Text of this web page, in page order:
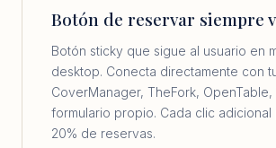
Botón de reservar siempre
Botón sticky que sigue al usuario en
desktop. Conecta directamente con
CoverManager, TheFork,
formulario propio. Cada clic adicional
20% de reservas.